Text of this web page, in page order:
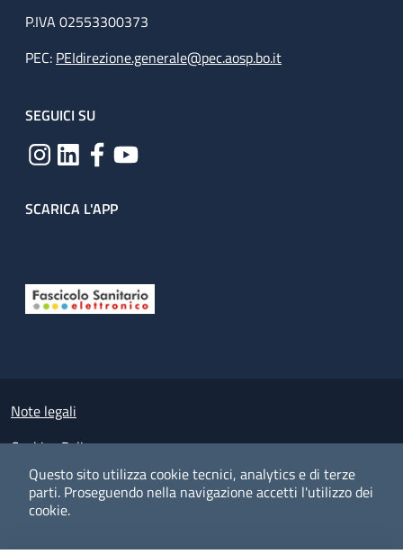
Questo sito utilizza cookie tecnici, analytics e di terze
parti. Proseguendo nella navigazione accetti l'utilizzo dei
cookie.
P.IVA 02553300373
PEC: PEIdirezione.generale@pec.aosp.bo.it
SEGUICI SU
SCARICA L'APP
Small prints
Note legali
Cookies Policy
Policy privacy e protezione del dato personale
Albo pretorio on-line